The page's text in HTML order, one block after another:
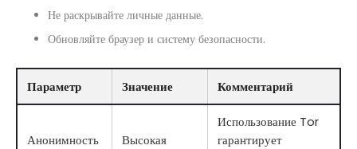
Не раскрывайте личные данные.
Обновляйте браузер и систему безопасности.
Параметр Значение Комментарий
Анонимность Высокая
Использование Tor
гарантирует